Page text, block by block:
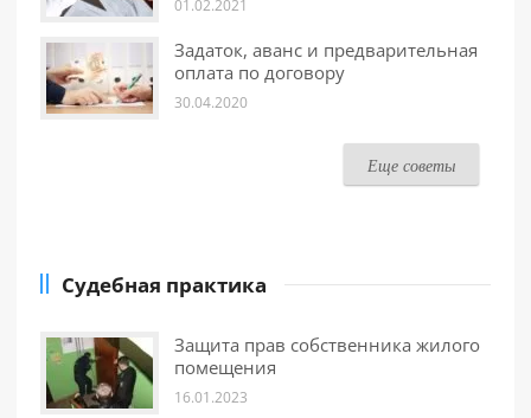
01.02.2021
Задаток, аванс и предварительная
оплата по договору
30.04.2020
Еще советы
Судебная практика
Защита прав собственника жилого
помещения
16.01.2023